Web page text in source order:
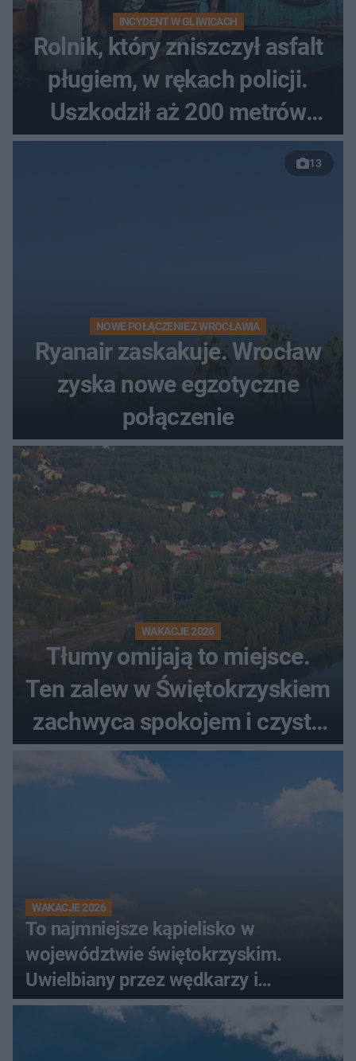
INCYDENT W GLIWICACH
Rolnik, który zniszczył asfalt
pługiem, w rękach policji.
Uszkodził aż 200 metrów
nowej drogi
13
NOWE POŁĄCZENIE Z WROCŁAWIA
Ryanair zaskakuje. Wrocław
zyska nowe egzotyczne
połączenie
WAKACJE 2026
Tłumy omijają to miejsce.
Ten zalew w Świętokrzyskiem
zachwyca spokojem i czystą
wodą
WAKACJE 2026
To najmniejsze kąpielisko w
województwie świętokrzyskim.
Uwielbiany przez wędkarzy i
turystów